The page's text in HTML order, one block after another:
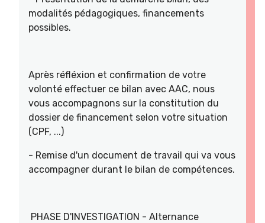
modalités pédagogiques, financements
possibles.
Après réfléxion et confirmation de votre
volonté effectuer ce bilan avec AAC, nous
vous accompagnons sur la constitution du
dossier de financement selon votre situation
(CPF, ...)
- Remise d'un document de travail qui va vous
accompagner durant le bilan de compétences.
PHASE D'INVESTIGATION - Alternance